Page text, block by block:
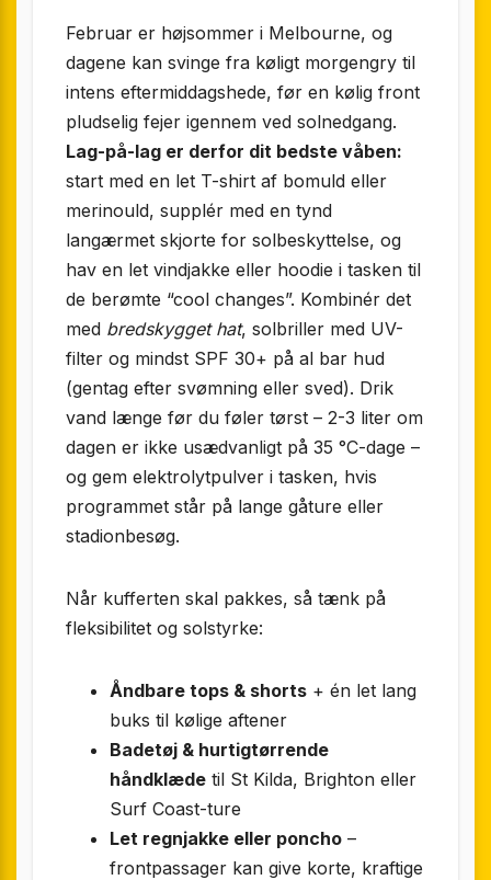
Februar er højsommer i Melbourne, og
dagene kan svinge fra køligt morgengry til
intens eftermiddagshede, før en kølig front
pludselig fejer igennem ved solnedgang.
Lag-på-lag er derfor dit bedste våben:
start med en let T-shirt af bomuld eller
merinould, supplér med en tynd
langærmet skjorte for solbeskyttelse, og
hav en let vindjakke eller hoodie i tasken til
de berømte “cool changes”. Kombinér det
med bredskygget hat, solbriller med UV-
filter og mindst SPF 30+ på al bar hud
(gentag efter svømning eller sved). Drik
vand længe før du føler tørst – 2-3 liter om
dagen er ikke usædvanligt på 35 °C-dage –
og gem elektrolytpulver i tasken, hvis
programmet står på lange gåture eller
stadionbesøg.
Når kufferten skal pakkes, så tænk på
fleksibilitet og solstyrke:
Åndbare tops & shorts + én let lang
buks til kølige aftener
Badetøj & hurtigtørrende
håndklæde til St Kilda, Brighton eller
Surf Coast-ture
Let regnjakke eller poncho –
frontpassager kan give korte, kraftige